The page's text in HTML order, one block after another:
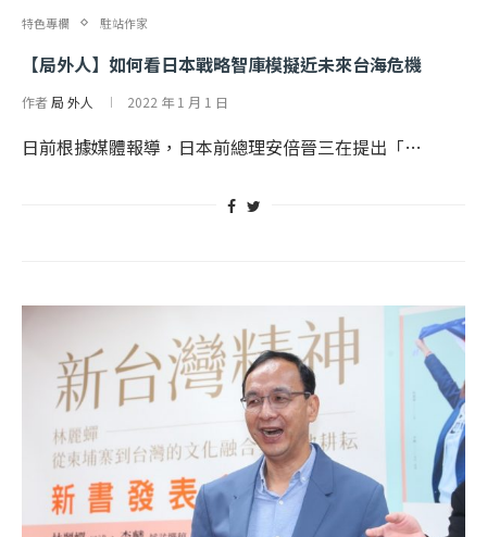
特色專欄 駐站作家
【局外人】如何看日本戰略智庫模擬近未來台海危機
作者 局 外人 2022 年 1 月 1 日
日前根據媒體報導，日本前總理安倍晉三在提出「…